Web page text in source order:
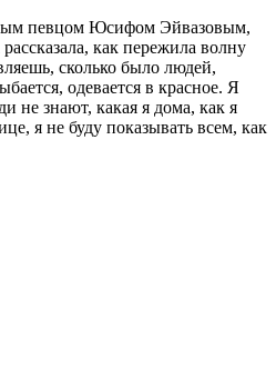
певцом Юсифом Эйвазовым,
как пережила волну
сколько было людей,
одевается в красное. Я
не знают, какая я дома, как я
я не буду показывать всем, как